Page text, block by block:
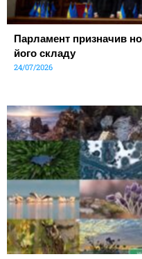
Парламент призначив
його складу
24/07/2026